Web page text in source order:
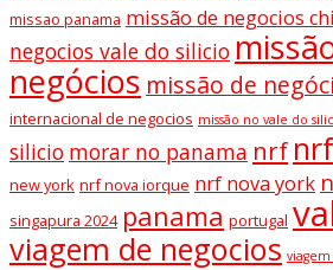
missao panama missão de negocios
negocios vale do silicio
negócios missão de
internacional de negocios missão no vale do
silicio morar no panama nrf
new york nrf nova iorque nrf nova york
singapura 2024 panama portugal
viagem de negocios